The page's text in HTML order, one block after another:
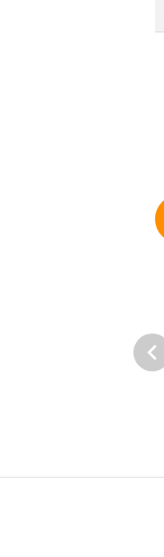
月給 158,000円〜170,000円 